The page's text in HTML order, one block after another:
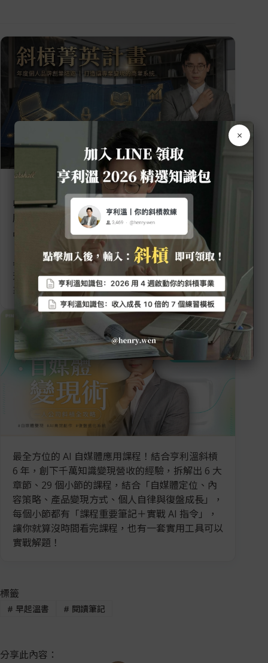
【斜槓菁英計畫】是專為追求卓越、渴望發展多元
收入的上班族、專業工作者，量身打造的「年度品
牌變現陪跑專案」。由亨利溫親自擔任你的自媒體
品牌發展顧問，透過 52 週的「深度實戰陪跑」與
「每週策略診斷」，協助你將專業與興趣，轉化為
具備「複利價值」的數位資產。我不僅能幫助你提
升專業影響力，更陪你建構出穩定且可擴張的變現
系統！
最全方位的 AI 自媒體應用課程！結合亨利溫斜槓
6 年，創下千萬知識變現營收的經驗，拆解出 6 大
章節、29 個小節的課程，結合「自媒體定位、內
容策略、產品變現方式、個人自律與復盤成長」，
每個小節都有「課程重要筆記＋實戰 AI 指令」，
讓你就算沒時間看完課程，也有一套實用工具可以
實戰解題！
標籤
# 早起溫書 # 閱讀筆記
分享此內容：
×